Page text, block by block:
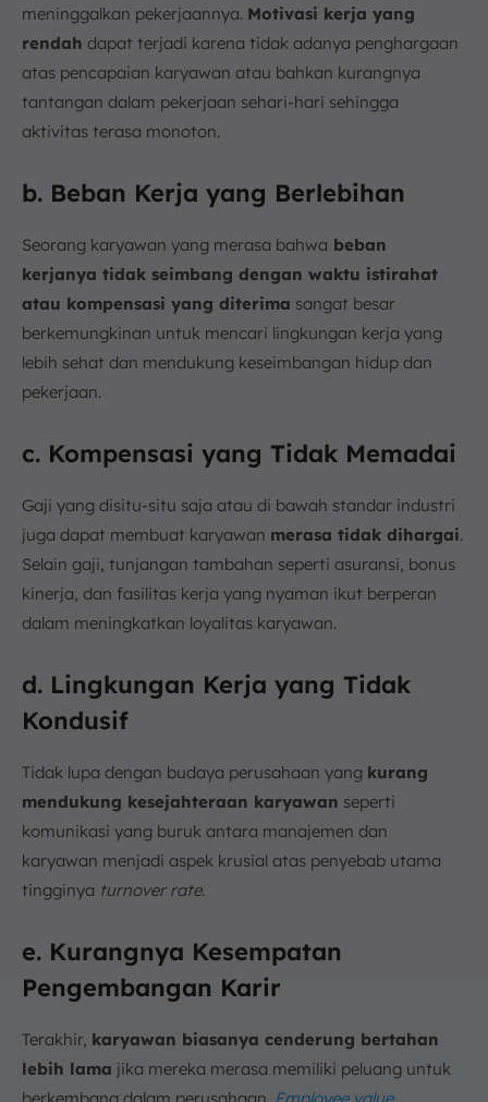
meninggalkan pekerjaannya. Motivasi kerja yang
rendah dapat terjadi karena tidak adanya penghargaan
atas pencapaian karyawan atau bahkan kurangnya
tantangan dalam pekerjaan sehari-hari sehingga
aktivitas terasa monoton.
b. Beban Kerja yang Berlebihan
Seorang karyawan yang merasa bahwa beban
kerjanya tidak seimbang dengan waktu istirahat
atau kompensasi yang diterima sangat besar
berkemungkinan untuk mencari lingkungan kerja yang
lebih sehat dan mendukung keseimbangan hidup dan
pekerjaan.
c. Kompensasi yang Tidak Memadai
Gaji yang disitu-situ saja atau di bawah standar industri
juga dapat membuat karyawan merasa tidak dihargai.
Selain gaji, tunjangan tambahan seperti asuransi, bonus
kinerja, dan fasilitas kerja yang nyaman ikut berperan
dalam meningkatkan loyalitas karyawan.
d. Lingkungan Kerja yang Tidak
Kondusif
Tidak lupa dengan budaya perusahaan yang kurang
mendukung kesejahteraan karyawan seperti
komunikasi yang buruk antara manajemen dan
karyawan menjadi aspek krusial atas penyebab utama
tingginya turnover rate.
e. Kurangnya Kesempatan
Pengembangan Karir
Terakhir, karyawan biasanya cenderung bertahan
lebih lama jika mereka merasa memiliki peluang untuk
berkembang dalam perusahaan. Employee value